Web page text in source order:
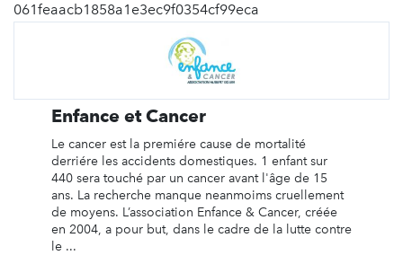
061feaacb1858a1e3ec9f0354cf99eca
Enfance et Cancer
Le cancer est la premiére cause de mortalité
derriére les accidents domestiques. 1 enfant sur
440 sera touché par un cancer avant l'âge de 15
ans. La recherche manque neanmoims cruellement
de moyens. L’association Enfance & Cancer, créée
en 2004, a pour but, dans le cadre de la lutte contre
le ...